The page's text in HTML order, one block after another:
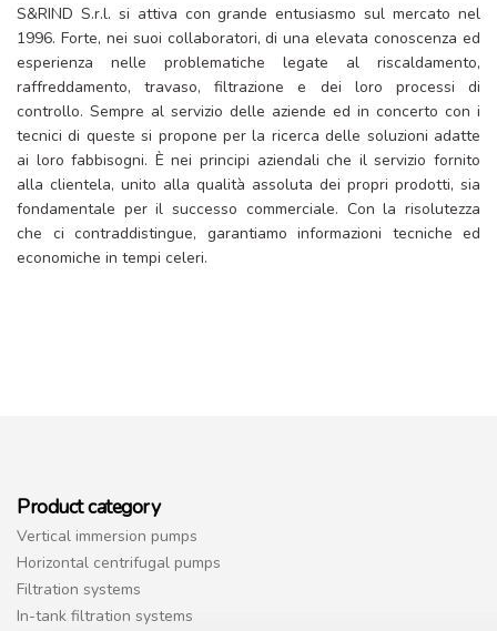
S&RIND S.r.l. si attiva con grande entusiasmo sul mercato nel
1996. Forte, nei suoi collaboratori, di una elevata conoscenza ed
esperienza nelle problematiche legate al riscaldamento,
raffreddamento, travaso, filtrazione e dei loro processi di
controllo. Sempre al servizio delle aziende ed in concerto con i
tecnici di queste si propone per la ricerca delle soluzioni adatte
ai loro fabbisogni. È nei principi aziendali che il servizio fornito
alla clientela, unito alla qualità assoluta dei propri prodotti, sia
fondamentale per il successo commerciale. Con la risolutezza
che ci contraddistingue, garantiamo informazioni tecniche ed
economiche in tempi celeri.
Product category
Vertical immersion pumps
Horizontal centrifugal pumps
Filtration systems
In-tank filtration systems